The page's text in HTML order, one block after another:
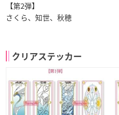
【第2弾】
さくら、知世、秋穂
クリアステッカー